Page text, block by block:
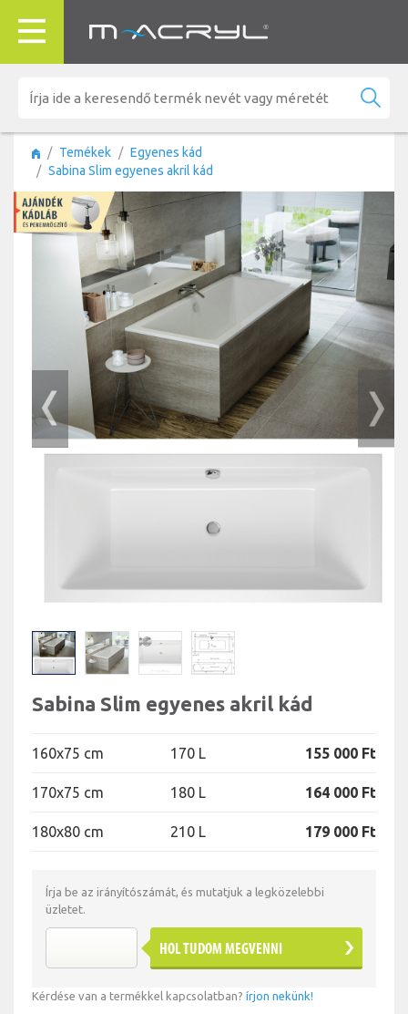
Temékek
Egyenes kád
Sabina Slim egyenes akril kád
Sabina Slim egyenes akril kád
160x75 cm 170 L 155 000 Ft
170x75 cm 180 L 164 000 Ft
180x80 cm 210 L 179 000 Ft
Írja be az irányítószámát, és mutatjuk a legközelebbi
üzletet.
HOL TUDOM MEGVENNI
Kérdése van a termékkel kapcsolatban? írjon nekünk!